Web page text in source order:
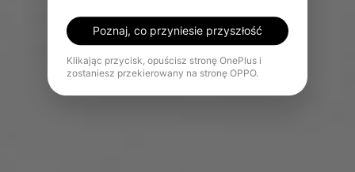
Poznaj, co przyniesie przyszłość
Klikając przycisk, opuścisz stronę OnePlus i
zostaniesz przekierowany na stronę OPPO.